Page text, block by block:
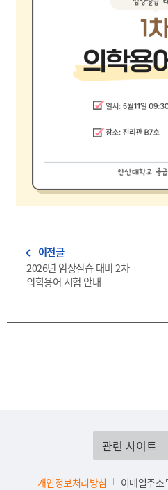
navigate_before 이전글
2026년 임상실습 대비 2차
의학용어 시험 안내
개인정보처리방침 이메일주소
관련 사이트